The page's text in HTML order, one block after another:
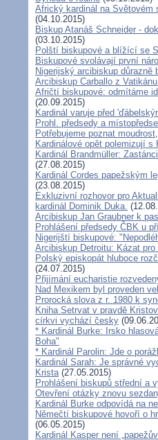
Africký kardinál na Světovém
(04.10.2015)
Biskup Atanáš Schneider -
(03.10.2015)
Polští biskupové a blížící se
Biskupové svolávají první
Nigerijský arcibiskup důrazně
Arcibiskup Carballo z
Afričtí biskupové: odmítáme
(20.09.2015)
Kardinál varuje před
Prohl. předsedy a
Potřebujeme poznat
Kardinálové opět polemizují
Kardinál Brandmüller:
(27.08.2015)
Kardinál Cordes papežským
(23.08.2015)
Exkluzivní rozhovor pro
kardinál Dominik Duka.
Arcibiskup Jan Graubner k
Prohlášení předsedy ČBK u
Nigerijští biskupové:
Arcibiskup Detroitu: Kázat
Polský episkopát hluboce
(24.07.2015)
Přijímání eucharistie
Nad Mexikem byl proveden
Prorocká slova z r. 1980 k
Kniha Setrvat v pravdě
církvi vychází česky
* Kardinál Burke: Irsko
Boha"
* Kardinál Parolin: Jde o
Kardinál Sarah: Je správné
Krista(27.05.2015)
Prohlášení biskupů střední a
Otevření otázky znovu
Kardinál Burke odpovídá na
Němečtí biskupové hovoří o
(06.05.2015)
Kardinál Kasper není